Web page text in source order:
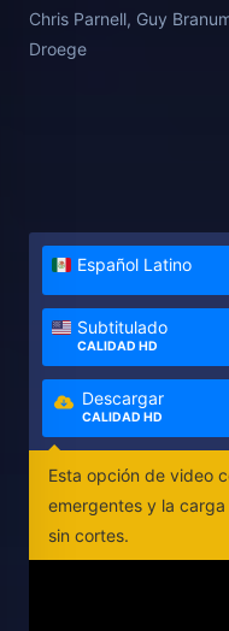
Chris Parnell, Guy
Droege
Español Latino
Subtitulado
CALIDAD HD
Descargar
CALIDAD HD
Esta opción de video
emergentes y la
sin cortes.